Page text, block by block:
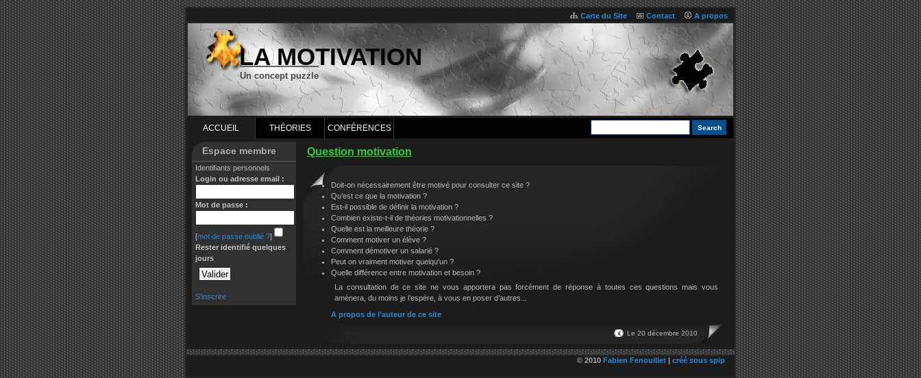
Carte du Site Contact A propos
LA MOTIVATION
Un concept puzzle
ACCUEIL THÉORIES CONFÉRENCES
Espace membre
Identifiants personnels
Login ou adresse email :
Mot de passe :
[mot de passe oublié ?]
Rester identifié quelques
jours
S'inscrire
Question motivation
Doit-on nécessairement être motivé pour consulter ce site ?
Qu’est ce que la motivation ?
Est-il possible de définir la motivation ?
Combien existe-t-il de théories motivationnelles ?
Quelle est la meilleure théorie ?
Comment motiver un élève ?
Comment démotiver un salarié ?
Peut on vraiment motiver quelqu’un ?
Quelle différence entre motivation et besoin ?
La consultation de ce site ne vous apportera pas forcément de réponse à toutes ces questions mais vous
amènera, du moins je l’espère, à vous en poser d’autres...
A propos de l’auteur de ce site
Le 20 décembre 2010
© 2010 Fabien Fenouillet | créé sous spip